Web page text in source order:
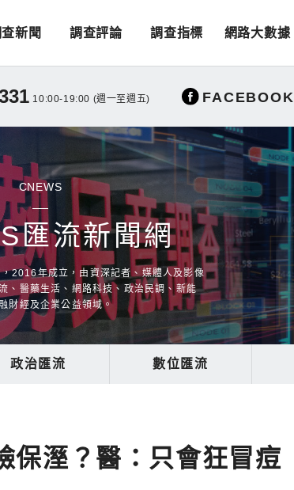
新聞 調查評論 調查指標 網路大數據
10:00-19:00 (週一至週五) FACEBOOK
CNEWS
匯流新聞網
2016年成立，由資深記者、媒體人及影像
、醫藥生活、網路科技、政治民調、新能
財經及企業公益領域。
政治匯流 數位匯流
保溼？醫：只會狂冒痘